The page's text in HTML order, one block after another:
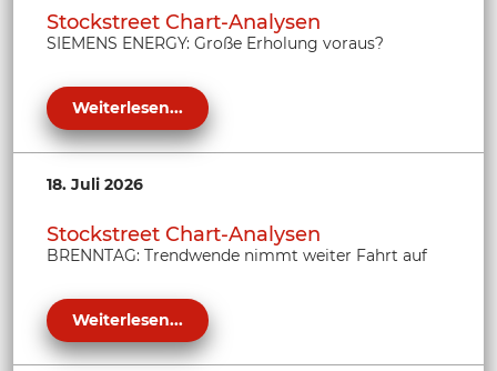
Stockstreet Chart-Analysen
SIEMENS ENERGY: Große Erholung voraus?
Weiterlesen...
18. Juli 2026
Stockstreet Chart-Analysen
BRENNTAG: Trendwende nimmt weiter Fahrt auf
Weiterlesen...